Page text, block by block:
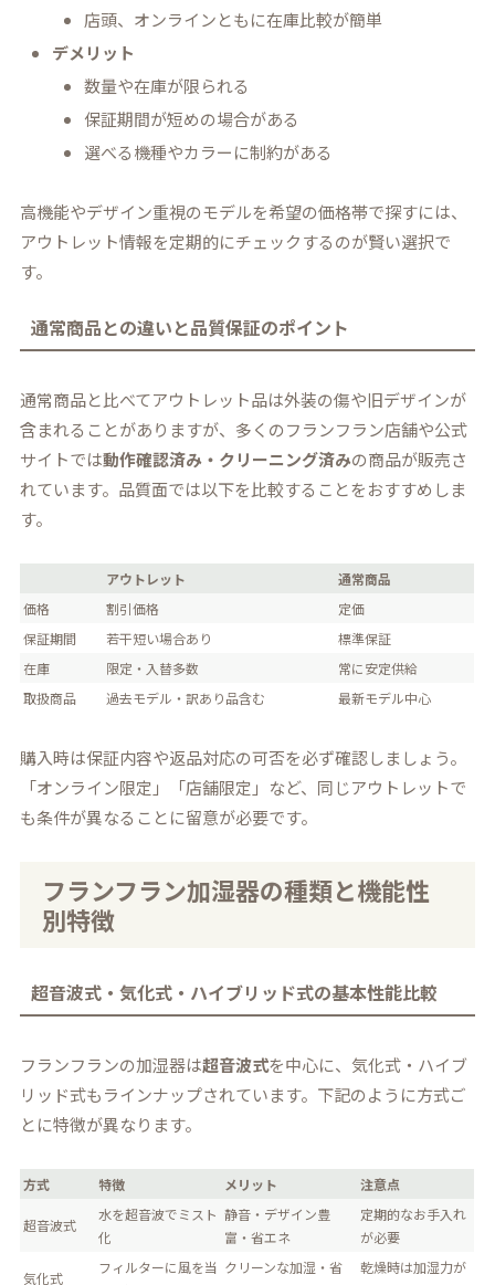
店頭、オンラインともに在庫比較が簡単
デメリット
数量や在庫が限られる
保証期間が短めの場合がある
選べる機種やカラーに制約がある
高機能やデザイン重視のモデルを希望の価格帯で探すには、
アウトレット情報を定期的にチェックするのが賢い選択で
す。
通常商品との違いと品質保証のポイント
通常商品と比べてアウトレット品は外装の傷や旧デザインが
含まれることがありますが、多くのフランフラン店舗や公式
サイトでは動作確認済み・クリーニング済みの商品が販売さ
れています。品質面では以下を比較することをおすすめしま
す。
アウトレット
通常商品
価格
割引価格
定価
保証期間
若干短い場合あり
標準保証
在庫
限定・入替多数
常に安定供給
取扱商品
過去モデル・訳あり品含む 最新モデル中心
購入時は保証内容や返品対応の可否を必ず確認しましょう。
「オンライン限定」「店舗限定」など、同じアウトレットで
も条件が異なることに留意が必要です。
フランフラン加湿器の種類と機能性
別特徴
超音波式・気化式・ハイブリッド式の基本性能比較
フランフランの加湿器は超音波式を中心に、気化式・ハイブ
リッド式もラインナップされています。下記のように方式ご
とに特徴が異なります。
方式 特徴 メリット 注意点
超音波式
水を超音波でミスト
化
静音・デザイン豊
富・省エネ
定期的なお手入れ
が必要
気化式
フィルターに風を当 クリーンな加湿・省
乾燥時は加湿力が